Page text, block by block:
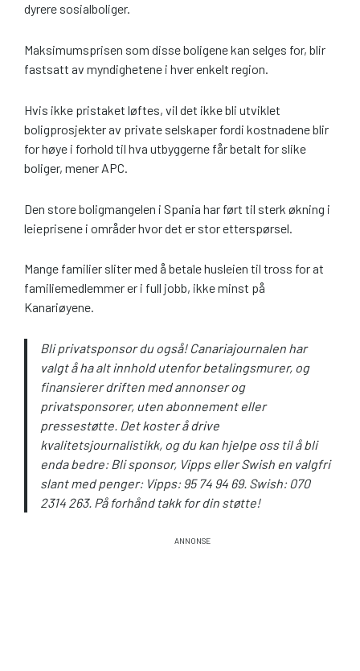
dyrere sosialboliger.
Maksimumsprisen som disse boligene kan selges for, blir
fastsatt av myndighetene i hver enkelt region.
Hvis ikke pristaket løftes, vil det ikke bli utviklet
boligprosjekter av private selskaper fordi kostnadene blir
for høye i forhold til hva utbyggerne får betalt for slike
boliger, mener APC.
Den store boligmangelen i Spania har ført til sterk økning i
leieprisene i områder hvor det er stor etterspørsel.
Mange familier sliter med å betale husleien til tross for at
familiemedlemmer er i full jobb, ikke minst på
Kanariøyene.
Bli privatsponsor du også! Canariajournalen har
valgt å ha alt innhold utenfor betalingsmurer, og
finansierer driften med annonser og
privatsponsorer, uten abonnement eller
pressestøtte. Det koster å drive
kvalitetsjournalistikk, og du kan hjelpe oss til å bli
enda bedre: Bli sponsor, Vipps eller Swish en valgfri
slant med penger: Vipps: 95 74 94 69. Swish: 070
2314 263. På forhånd takk for din støtte!